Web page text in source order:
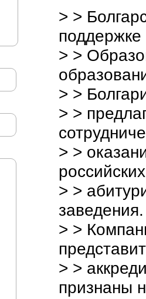
> >
поддержке
> >
> >
> >
> >
российских
> >
заведения.
> >
> >
признаны